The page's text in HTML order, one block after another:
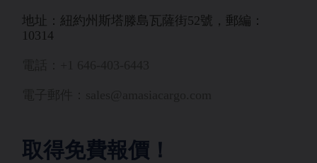
地址：紐約州斯塔滕島瓦薩街52號，郵編：
10314
取得免費報價！